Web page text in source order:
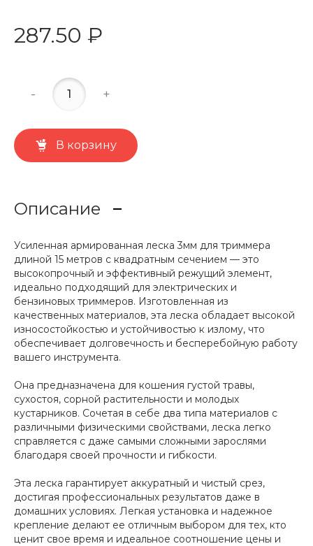
287.50 ₽
- +
В корзину
Описание
Усиленная армированная леска 3мм для триммера
длиной 15 метров с квадратным сечением — это
высокопрочный и эффективный режущий элемент,
идеально подходящий для электрических и
бензиновых триммеров. Изготовленная из
качественных материалов, эта леска обладает высокой
износостойкостью и устойчивостью к излому, что
обеспечивает долговечность и бесперебойную работу
вашего инструмента.
Она предназначена для кошения густой травы,
сухостоя, сорной растительности и молодых
кустарников. Сочетая в себе два типа материалов с
различными физическими свойствами, леска легко
справляется с даже самыми сложными зарослями
благодаря своей прочности и гибкости.
Эта леска гарантирует аккуратный и чистый срез,
достигая профессиональных результатов даже в
домашних условиях. Легкая установка и надежное
крепление делают ее отличным выбором для тех, кто
ценит свое время и идеальное соотношение цены и